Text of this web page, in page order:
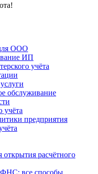
ООО
ИП
учёта
обслуживание
учёта
предприятия
расчётного
ФНС: все способы